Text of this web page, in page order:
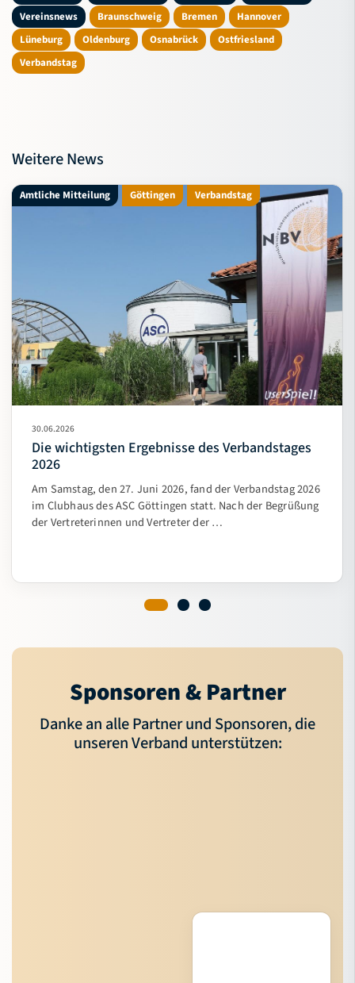
Vereinsnews
Braunschweig Bremen
Hannover
Lüneburg
Oldenburg Osnabrück
Ostfriesland
Verbandstag
Weitere News
Amtliche Mitteilung Göttingen Verbandstag
30.06.2026
Die wichtigsten Ergebnisse des Verbandstages
2026
Am Samstag, den 27. Juni 2026, fand der Verbandstag 2026
im Clubhaus des ASC Göttingen statt. Nach der Begrüßung
der Vertreterinnen und Vertreter der …
Sponsoren & Partner
Danke an alle Partner und Sponsoren, die
unseren Verband unterstützen: